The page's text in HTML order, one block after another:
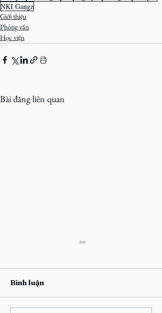
NKI Gangz
Giới thiệu
Phỏng vấn
Học viện
Bài đăng liên quan
Bình luận